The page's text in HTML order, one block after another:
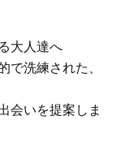
大人達へ
で洗練された、
会いを提案しま